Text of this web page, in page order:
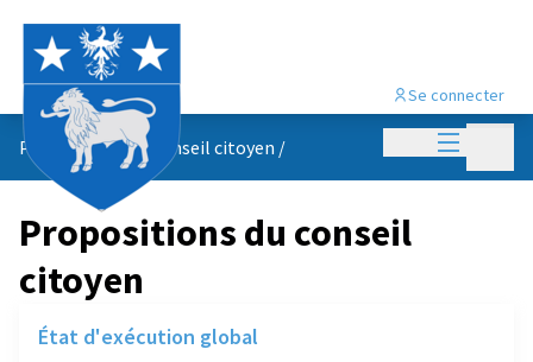
Menu
Se connecter
Propositions du conseil citoyen /
Propositions du conseil
citoyen
État d'exécution global